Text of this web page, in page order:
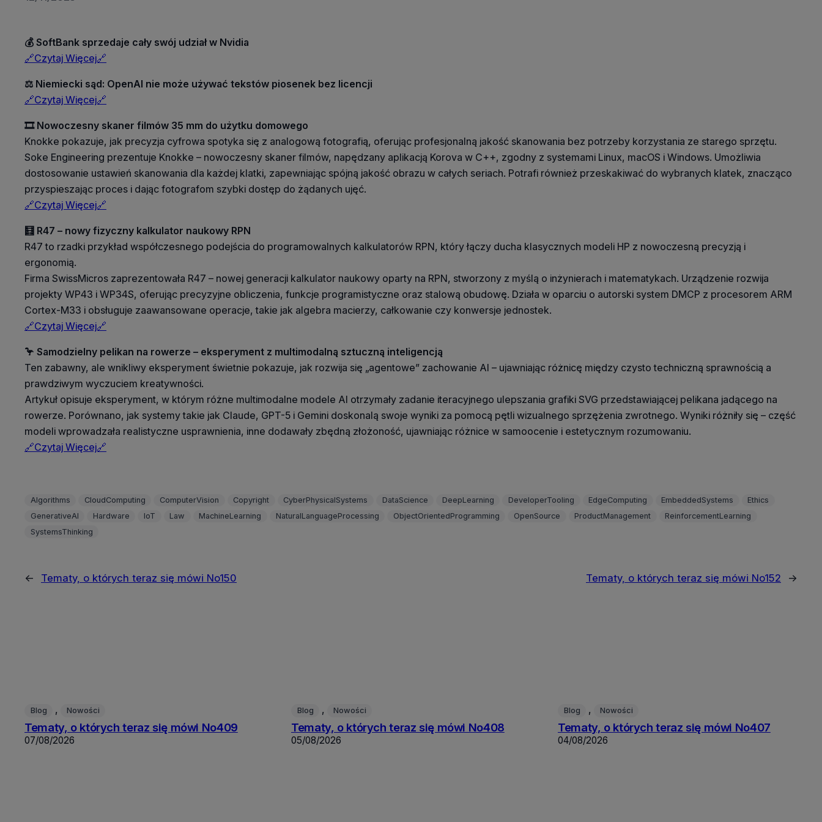
💰 SoftBank sprzedaje cały swój udział w Nvidia
🔗Czytaj Więcej🔗
⚖️ Niemiecki sąd: OpenAI nie może używać tekstów piosenek bez licencji
🔗Czytaj Więcej🔗
🎞️ Nowoczesny skaner filmów 35 mm do użytku domowego
Knokke pokazuje, jak precyzja cyfrowa spotyka się z analogową fotografią, oferując profesjonalną jakość skanowania bez potrzeby korzystania ze starego sprzętu.
Soke Engineering prezentuje Knokke – nowoczesny skaner filmów, napędzany aplikacją Korova w C++, zgodny z systemami Linux, macOS i Windows. Umożliwia
dostosowanie ustawień skanowania dla każdej klatki, zapewniając spójną jakość obrazu w całych seriach. Potrafi również przeskakiwać do wybranych klatek, znacząco
przyspieszając proces i dając fotografom szybki dostęp do żądanych ujęć.
🔗Czytaj Więcej🔗
🧮 R47 – nowy fizyczny kalkulator naukowy RPN
R47 to rzadki przykład współczesnego podejścia do programowalnych kalkulatorów RPN, który łączy ducha klasycznych modeli HP z nowoczesną precyzją i
ergonomią.
Firma SwissMicros zaprezentowała R47 – nowej generacji kalkulator naukowy oparty na RPN, stworzony z myślą o inżynierach i matematykach. Urządzenie rozwija
projekty WP43 i WP34S, oferując precyzyjne obliczenia, funkcje programistyczne oraz stalową obudowę. Działa w oparciu o autorski system DMCP z procesorem ARM
Cortex-M33 i obsługuje zaawansowane operacje, takie jak algebra macierzy, całkowanie czy konwersje jednostek.
🔗Czytaj Więcej🔗
🦩 Samodzielny pelikan na rowerze – eksperyment z multimodalną sztuczną inteligencją
Ten zabawny, ale wnikliwy eksperyment świetnie pokazuje, jak rozwija się „agentowe” zachowanie AI – ujawniając różnicę między czysto techniczną sprawnością a
prawdziwym wyczuciem kreatywności.
Artykuł opisuje eksperyment, w którym różne multimodalne modele AI otrzymały zadanie iteracyjnego ulepszania grafiki SVG przedstawiającej pelikana jadącego na
rowerze. Porównano, jak systemy takie jak Claude, GPT-5 i Gemini doskonalą swoje wyniki za pomocą pętli wizualnego sprzężenia zwrotnego. Wyniki różniły się – część
modeli wprowadzała realistyczne usprawnienia, inne dodawały zbędną złożoność, ujawniając różnice w samoocenie i estetycznym rozumowaniu.
🔗Czytaj Więcej🔗
Algorithms CloudComputing ComputerVision Copyright CyberPhysicalSystems DataScience DeepLearning DeveloperTooling EdgeComputing EmbeddedSystems
Ethics
GenerativeAI
Hardware IoT Law MachineLearning NaturalLanguageProcessing ObjectOrientedProgramming OpenSource ProductManagement
ReinforcementLearning
SystemsThinking
← Tematy, o których teraz się mówi No150 Tematy, o których teraz się mówi No152 →
Blog , Nowości
Tematy, o których teraz się mówi No409
07/08/2026
Blog , Nowości
Tematy, o których teraz się mówi No408
05/08/2026
Blog , Nowości
Tematy, o których teraz się mówi No407
04/08/2026